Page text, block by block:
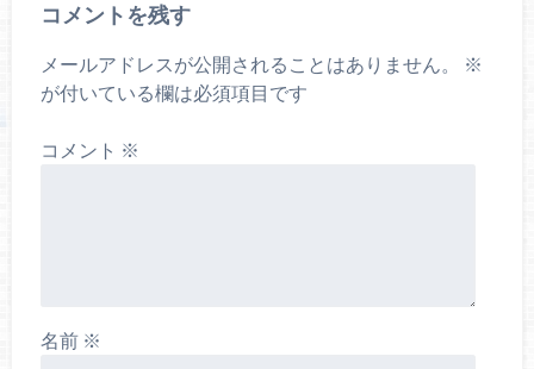
コメントを残す
メールアドレスが公開されることはありません。
※
が付いている欄は必須項目です
コメント ※
名前 ※